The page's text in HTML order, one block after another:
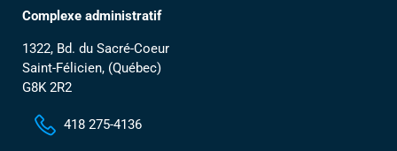
Complexe administratif
1322, Bd. du Sacré-Coeur
Saint-Félicien, (Québec)
G8K 2R2
418 275-4136